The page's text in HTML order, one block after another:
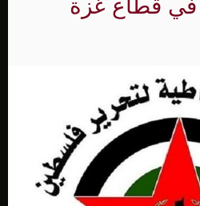
في قطاع غزة